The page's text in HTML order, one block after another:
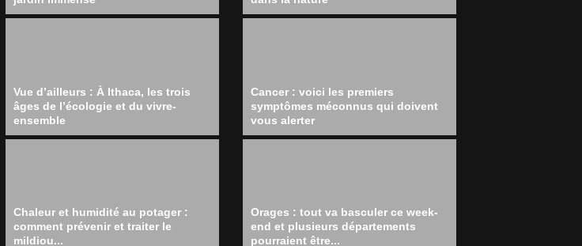
Vue d’ailleurs : À Ithaca, les trois
âges de l’écologie et du vivre-
ensemble
Chaleur et humidité au potager :
comment prévenir et traiter le
mildiou...
Cancer : voici les premiers
symptômes méconnus qui doivent
vous alerter
Orages : tout va basculer ce week-
end et plusieurs départements
pourraient être...